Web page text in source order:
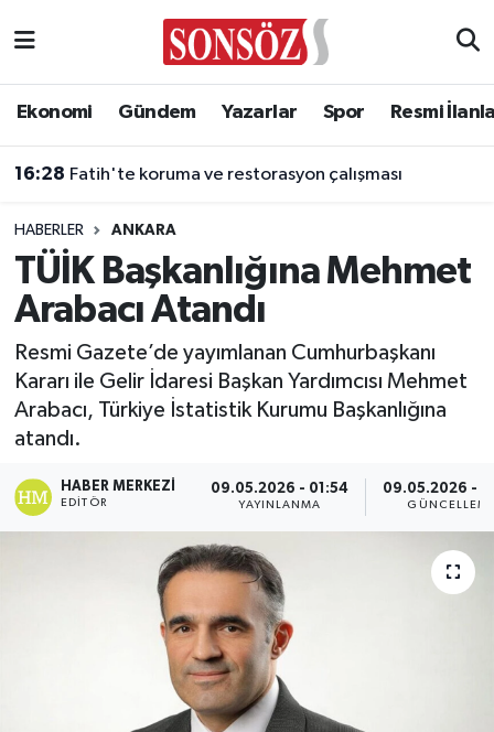
Ekonomi Gündem Yazarlar Spor Resmi
16:28 Fatih'te koruma ve restorasyon çalışması
HABERLER ANKARA
TÜİK Başkanlığına Mehmet
Arabacı Atandı
Resmi Gazete’de yayımlanan Cumhurbaşkanı
Kararı ile Gelir İdaresi Başkan Yardımcısı Mehmet
Arabacı, Türkiye İstatistik Kurumu Başkanlığına
atandı.
HABER MERKEZI
EDITÖR
09.05.2026 - 01:54
YAYINLANMA
09.05.2026 -
Asayiş
Biyografi
Çevre
Diğer
Dünya
Eğitim
Ekonomi
Ankara Nöbetçi Eczaneler
Ankara Trafik Yoğunluk Haritası
Süper Lig Puan Durumu ve Fikstür
Tüm Manşetler
Son Dakika Haberleri
Haber Arşivi